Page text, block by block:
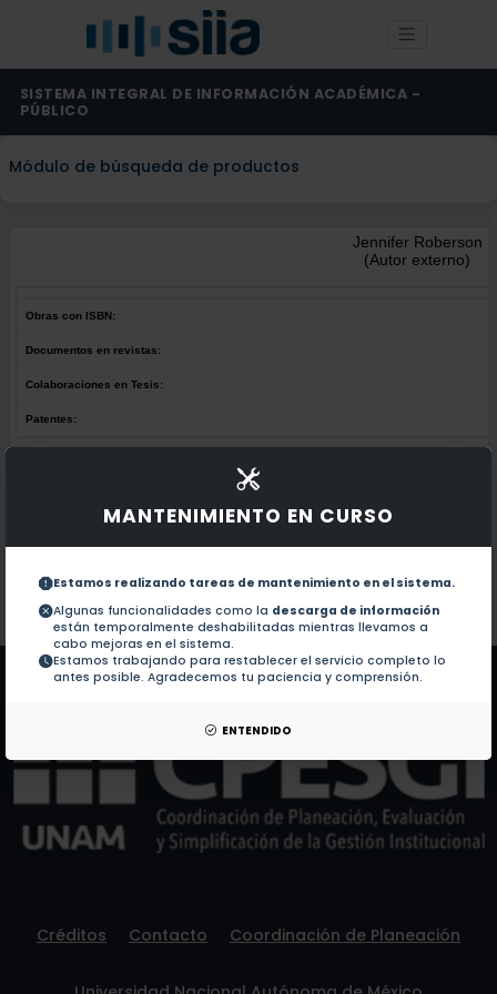
MANTENIMIENTO EN CURSO
Estamos realizando tareas de mantenimiento en el sistema.
Algunas funcionalidades como la descarga de información
están temporalmente deshabilitadas mientras llevamos a
cabo mejoras en el sistema.
Estamos trabajando para restablecer el servicio completo lo
antes posible. Agradecemos tu paciencia y comprensión.
ENTENDIDO
SISTEMA INTEGRAL DE INFORMACIÓN ACADÉMICA -
PÚBLICO
Módulo de búsqueda de productos
Jennifer Roberson
(Autor externo)
Obras con ISBN:
Documentos en revistas:
Colaboraciones en Tesis:
Patentes:
No hay obras de este autor.
Documentos en revistas:
Colaboraciones en Tesis:
Patentes: No hay patentes de este autor.
Créditos Contacto Coordinación de Planeación